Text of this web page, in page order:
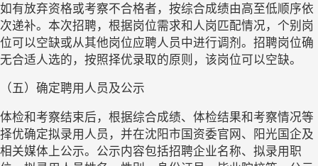
如有放弃资格或考察不合格者，按综合成绩由高至低顺序依
次递补。本次招聘，根据岗位需求和人岗匹配情况，个别岗
位可以空缺或从其他岗位应聘人员中进行调剂。招聘岗位确
无合适人选的，按照择优录取的原则，该岗位可以空缺。
（五）确定聘用人员及公示
体检和考察结束后，根据综合成绩、体检结果和考察情况等
择优确定拟录用人员，并在沈阳市国资委官网、阳光国企及
相关媒体上公示。公示内容包括招聘企业名称、拟录用职